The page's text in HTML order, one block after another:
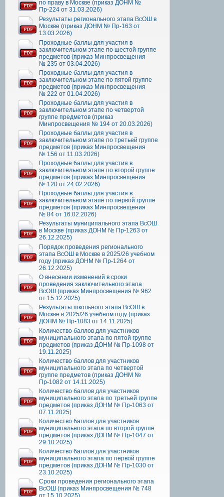
по праву в Москве (приказ ДОНМ №
Пр-224 от 31.03.2026)
Результаты регионального этапа ВсОШ в
Москве (приказ ДОНМ № Пр-163 от
13.03.2026)
Проходные баллы для участия в
заключительном этапе по шестой группе
предметов (приказ Минпросвещения
№ 235 от 03.04.2026)
Проходные баллы для участия в
заключительном этапе по пятой группе
предметов (приказ Минпросвещения
№ 222 от 01.04.2026)
Проходные баллы для участия в
заключительном этапе по четвертой
группе предметов (приказ
Минпросвещения № 194 от 20.03.2026)
Проходные баллы для участия в
заключительном этапе по третьей группе
предметов (приказ Минпросвещения
№ 156 от 11.03.2026)
Проходные баллы для участия в
заключительном этапе по второй группе
предметов (приказ Минпросвещения
№ 120 от 24.02.2026)
Проходные баллы для участия в
заключительном этапе по первой группе
предметов (приказ Минпросвещения
№ 84 от 16.02.2026)
Результаты муниципального этапа ВсОШ
в Москве (приказ ДОНМ № Пр-1263 от
26.12.2025)
Порядок проведения регионального
этапа ВсОШ в Москве в 2025/26 учебном
году (приказ ДОНМ № Пр-1264 от
26.12.2025)
О внесении изменений в сроки
проведения заключительного этапа
ВсОШ (приказ Минпросвещения № 962
от 15.12.2025)
Результаты школьного этапа ВсОШ в
Москве в 2025/26 учебном году (приказ
ДОНМ № Пр-1083 от 14.11.2025)
Количество баллов для участников
муниципального этапа по пятой группе
предметов (приказ ДОНМ № Пр-1098 от
19.11.2025)
Количество баллов для участников
муниципального этапа по четвертой
группе предметов (приказ ДОНМ №
Пр-1082 от 14.11.2025)
Количество баллов для участников
муниципального этапа по третьей группе
предметов (приказ ДОНМ № Пр-1063 от
07.11.2025)
Количество баллов для участников
муниципального этапа по второй группе
предметов (приказ ДОНМ № Пр-1047 от
29.10.2025)
Количество баллов для участников
муниципального этапа по первой группе
предметов (приказ ДОНМ № Пр-1030 от
23.10.2025)
Сроки проведения регионального этапа
ВсОШ (приказ Минпросвещения № 748
от 15.10.2025)